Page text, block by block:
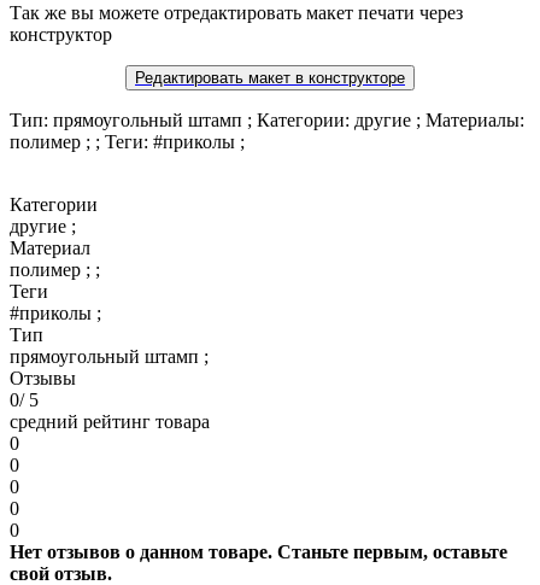
Так же вы можете отредактировать макет печати через
конструктор
Редактировать макет в конструкторе
Тип: прямоугольный штамп ; Категории: другие ; Материалы:
полимер ; ; Теги: #приколы ;
Категории
другие ;
Материал
полимер ; ;
Теги
#приколы ;
Тип
прямоугольный штамп ;
Отзывы
0/ 5
средний рейтинг товара
0
0
0
0
0
Нет отзывов о данном товаре. Станьте первым, оставьте
свой отзыв.